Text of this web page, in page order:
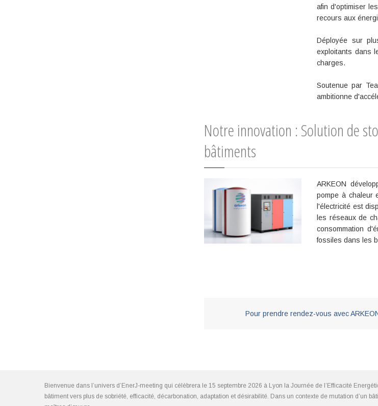
afin d'optimiser
recours aux
Déployée sur
exploitants dans
charges.
Soutenue par
ambitionne
Notre innovation : Solution de
bâtiments
ARKEON
pompe à chaleur
l'électricité est
les réseaux de
consommation
fossiles dans les
Pour prendre rendez-vous avec
Bienvenue dans l’univers d’EnerJ-meeting qui célèbrera le 15 septembre 2026 à Lyon la Journée de l’Efficacité
bâtiment vers plus de sobriété, efficacité, décarbonation, adaptation et désirabilité. Dans un contexte de mutation d’un